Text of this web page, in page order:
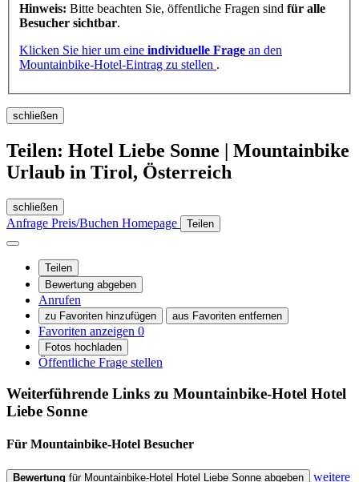
Hinweis: Bitte beachten Sie, öffentliche Fragen sind für alle
Besucher sichtbar.
Klicken Sie hier um eine individuelle Frage an den
Mountainbike-Hotel-Eintrag zu stellen .
schließen
Teilen: Hotel Liebe Sonne | Mountainbike
Urlaub in Tirol, Österreich
schließen
Anfrage Preis/Buchen Homepage Teilen
Teilen
Bewertung abgeben
Anrufen
zu Favoriten hinzufügen aus Favoriten entfernen
Favoriten anzeigen 0
Fotos hochladen
Öffentliche Frage stellen
Weiterführende Links zu Mountainbike-Hotel Hotel
Liebe Sonne
Für Mountainbike-Hotel Besucher
Bewertung für Mountainbike-Hotel Hotel Liebe Sonne abgeben
weitere